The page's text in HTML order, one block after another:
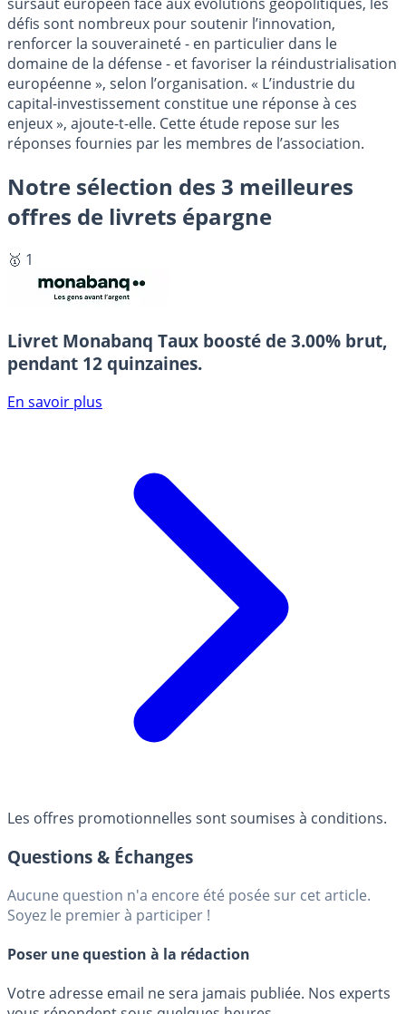
défis sont nombreux pour soutenir l’innovation,
renforcer la souveraineté - en particulier dans le
domaine de la défense - et favoriser la réindustrialisation
européenne », selon l’organisation. « L’industrie du
capital-investissement constitue une réponse à ces
enjeux », ajoute-t-elle. Cette étude repose sur les
réponses fournies par les membres de l’association.
Notre sélection des 3 meilleures
offres de livrets épargne
🥇 1
Livret Monabanq Taux boosté de 3.00% brut,
pendant 12 quinzaines.
En savoir plus
Les offres promotionnelles sont soumises à conditions.
Questions & Échanges
Aucune question n'a encore été posée sur cet article.
Soyez le premier à participer !
Poser une question à la rédaction
Votre adresse email ne sera jamais publiée. Nos experts